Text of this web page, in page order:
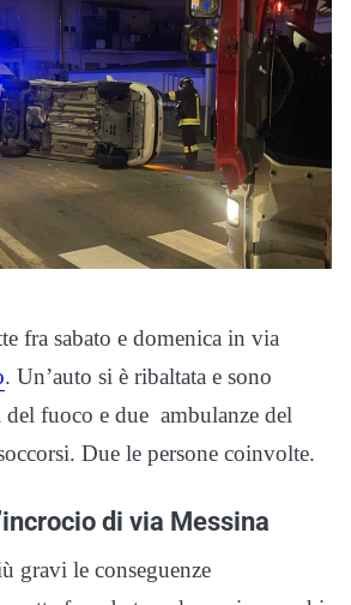
fra sabato e domenica in via
. Un’auto si è ribaltata e sono
fuoco e due ambulanze del
Due le persone coinvolte.
di via Messina
gravi le conseguenze